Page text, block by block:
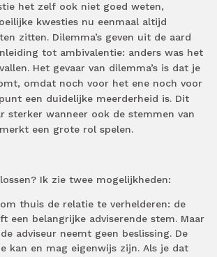
het zelf ook niet goed weten,
kwesties nu eenmaal altijd
zitten. Dilemma’s geven uit de aard
tot ambivalentie: anders was het
Het gevaar van dilemma’s is dat je
omdat noch voor het ene noch voor
een duidelijke meerderheid is. Dit
sterker wanneer ook de stemmen van
een grote rol spelen.
Ik zie twee mogelijkheden:
thuis de relatie te verhelderen: de
een belangrijke adviserende stem. Maar
adviseur neemt geen beslissing. De
kan en mag eigenwijs zijn. Als je dat